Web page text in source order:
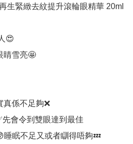
生緊緻去紋提升滾輪眼精華 20ml
😍
睛雪亮🤩
係不足夠❌
會令到雙眼達到最佳
睡眠不足又或者瞓得唔夠💤